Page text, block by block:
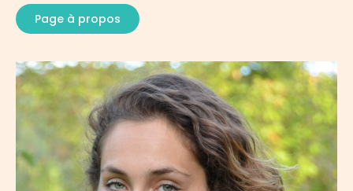
Page à propos